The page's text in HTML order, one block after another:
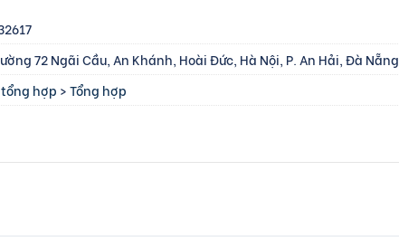
72 Ngãi Cầu, An Khánh, Hoài Đức, Hà Nội, P. An Hải, Đà Nẵng
hợp >Tổng hợp